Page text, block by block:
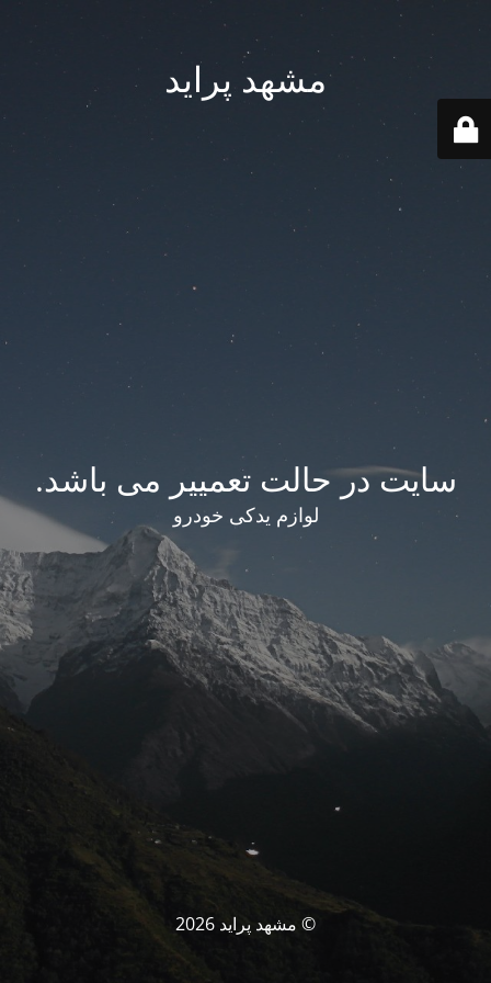
مشهد پراید
سایت در حالت تعمییر می باشد.
لوازم یدکی خودرو
© مشهد پراید 2026